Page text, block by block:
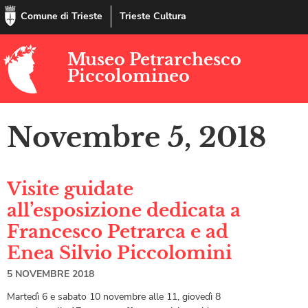
Comune di Trieste Trieste Cultura
Museo Petrarchesco
Piccolomineo
Novembre 5, 2018
Visite guidate
all’esposizione dedicata a
Francesco Petrarca e ad
Enea Silvio Piccolomini
5 NOVEMBRE 2018
Martedì 6 e sabato 10 novembre alle 11, giovedì 8